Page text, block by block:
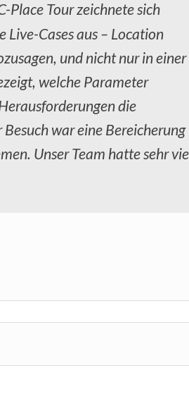
Place Tour zeichnete sich
Live-Cases aus – Location
und nicht nur in einer
welche Parameter
die
war eine Bereicherung
Unser Team hatte sehr